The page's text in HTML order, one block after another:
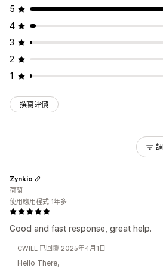
5
4
3
2
1
撰寫評價
Good and fast response, great help.
Zynkio
荷蘭
使用應用程式 1年多
CWILL 已回覆 2025年4月1日
Hello There,